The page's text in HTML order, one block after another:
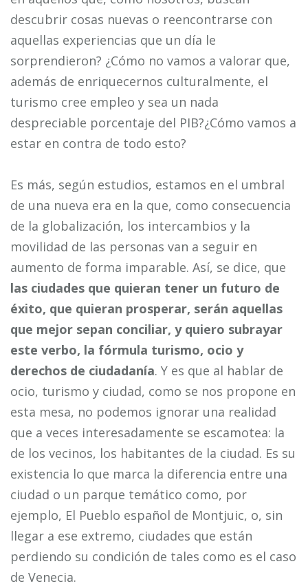
descubrir cosas nuevas o reencontrarse con
aquellas experiencias que un día le
sorprendieron? ¿Cómo no vamos a valorar que,
además de enriquecernos culturalmente, el
turismo cree empleo y sea un nada
despreciable porcentaje del PIB?¿Cómo vamos a
estar en contra de todo esto?
Es más, según estudios, estamos en el umbral
de una nueva era en la que, como consecuencia
de la globalización, los intercambios y la
movilidad de las personas van a seguir en
aumento de forma imparable. Así, se dice, que
las ciudades que quieran tener un futuro de
éxito, que quieran prosperar, serán aquellas
que mejor sepan conciliar, y quiero subrayar
este verbo, la fórmula turismo, ocio y
derechos de ciudadanía. Y es que al hablar de
ocio, turismo y ciudad, como se nos propone en
esta mesa, no podemos ignorar una realidad
que a veces interesadamente se escamotea: la
de los vecinos, los habitantes de la ciudad. Es su
existencia lo que marca la diferencia entre una
ciudad o un parque temático como, por
ejemplo, El Pueblo español de Montjuic, o, sin
llegar a ese extremo, ciudades que están
perdiendo su condición de tales como es el caso
de Venecia.